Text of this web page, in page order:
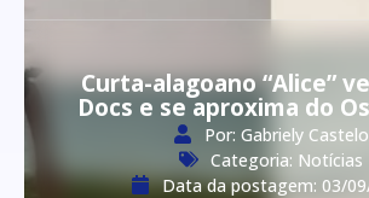
Curta-alagoano “Alice”
Docs e se aproxima do
Por: Gabriely Castelo
Categoria: Notícias
Data da postagem: 03/